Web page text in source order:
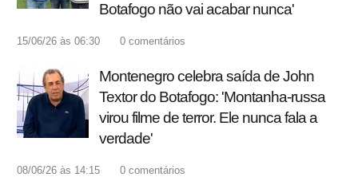
Botafogo não vai acabar nunca'
15/06/26 às 06:30 0 comentários
Montenegro celebra saída de John
Textor do Botafogo: 'Montanha-russa
virou filme de terror. Ele nunca fala a
verdade'
08/06/26 às 14:15 0 comentários